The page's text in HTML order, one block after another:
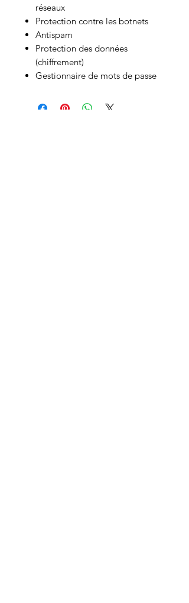
réseaux
Protection contre les botnets
Antispam
Protection des données
(chiffrement)
Gestionnaire de mots de passe